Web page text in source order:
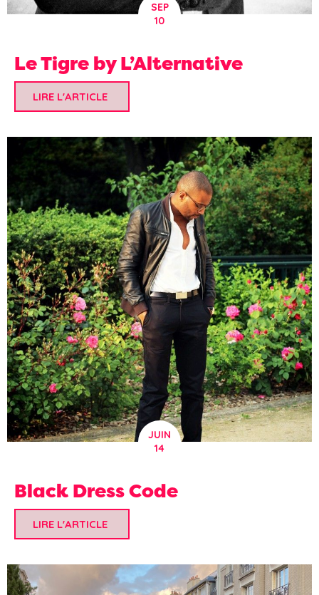
SEP
10
Le Tigre by L’Alternative
LIRE L'ARTICLE
JUIN
14
Black Dress Code
LIRE L'ARTICLE